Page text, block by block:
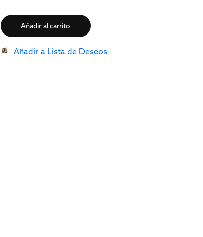
Añadir al carrito
Añadir a Lista de Deseos